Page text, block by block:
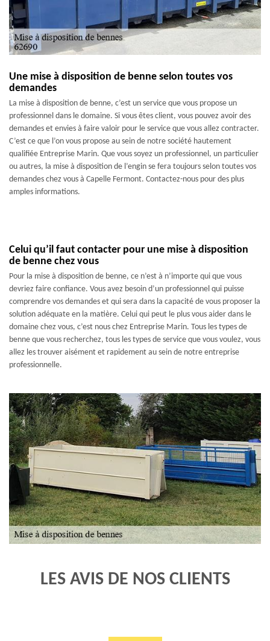
Une mise à disposition de benne selon toutes vos
demandes
La mise à disposition de benne, c’est un service que vous propose un
professionnel dans le domaine. Si vous êtes client, vous pouvez avoir des
demandes et envies à faire valoir pour le service que vous allez contracter.
C’est ce que l’on vous propose au sein de notre société hautement
qualifiée Entreprise Marin. Que vous soyez un professionnel, un particulier
ou autres, la mise à disposition de l’engin se fera toujours selon toutes vos
demandes chez vous à Capelle Fermont. Contactez-nous pour des plus
amples informations.
Celui qu’il faut contacter pour une mise à disposition
de benne chez vous
Pour la mise à disposition de benne, ce n’est à n’importe qui que vous
devriez faire confiance. Vous avez besoin d’un professionnel qui puisse
comprendre vos demandes et qui sera dans la capacité de vous proposer la
solution adéquate en la matière. Celui qui peut le plus vous aider dans le
domaine chez vous, c’est nous chez Entreprise Marin. Tous les types de
benne que vous recherchez, tous les types de service que vous voulez, vous
allez les trouver aisément et rapidement au sein de notre entreprise
professionnelle.
LES AVIS DE NOS CLIENTS